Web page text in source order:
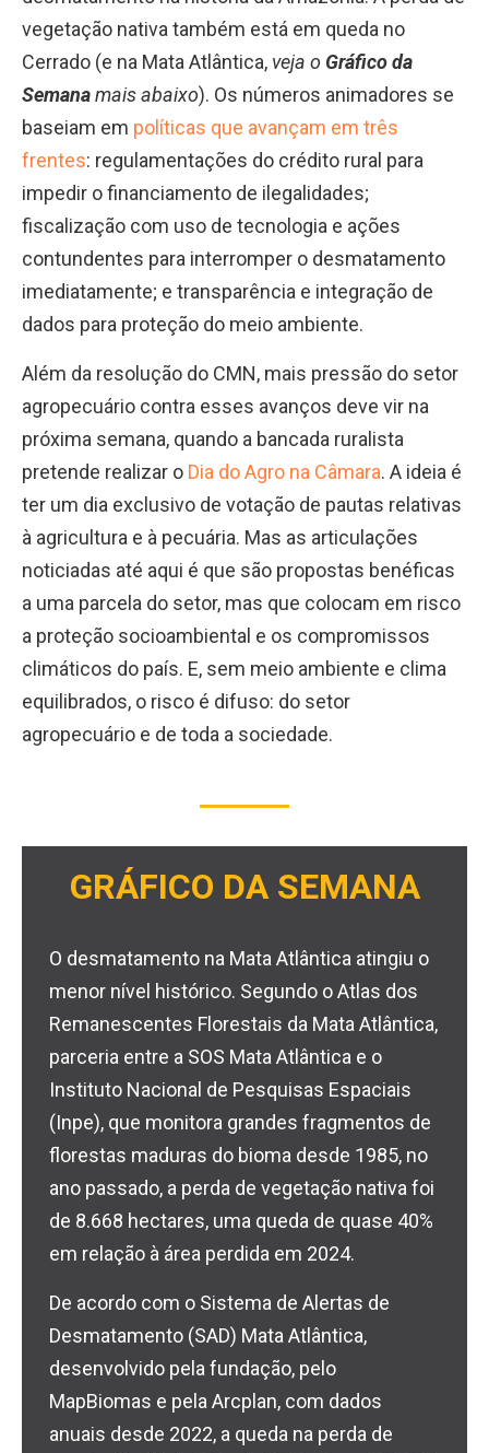
vegetação nativa também está em queda no
Cerrado (e na Mata Atlântica, veja o Gráfico da
Semanamais abaixo). Os números animadores se
baseiam em políticas que avançam em três
frentes: regulamentações do crédito rural para
impedir o financiamento de ilegalidades;
fiscalização com uso de tecnologia e ações
contundentes para interromper o desmatamento
imediatamente; e transparência e integração de
dados para proteção do meio ambiente.
Além da resolução do CMN, mais pressão do setor
agropecuário contra esses avanços deve vir na
próxima semana, quando a bancada ruralista
pretende realizar o Dia do Agro na Câmara. A ideia é
ter um dia exclusivo de votação de pautas relativas
à agricultura e à pecuária. Mas as articulações
noticiadas até aqui é que são propostas benéficas
a uma parcela do setor, mas que colocam em risco
a proteção socioambiental e os compromissos
climáticos do país. E, sem meio ambiente e clima
equilibrados, o risco é difuso: do setor
agropecuário e de toda a sociedade.
GRÁFICO DA SEMANA
O desmatamento na Mata Atlântica atingiu o
menor nível histórico. Segundo o Atlas dos
Remanescentes Florestais da Mata Atlântica,
parceria entre a SOS Mata Atlântica e o
Instituto Nacional de Pesquisas Espaciais
(Inpe), que monitora grandes fragmentos de
florestas maduras do bioma desde 1985, no
ano passado, a perda de vegetação nativa foi
de 8.668 hectares, uma queda de quase 40%
em relação à área perdida em 2024.
De acordo com o Sistema de Alertas de
Desmatamento (SAD) Mata Atlântica,
desenvolvido pela fundação, pelo
MapBiomas e pela Arcplan, com dados
anuais desde 2022, a queda na perda de